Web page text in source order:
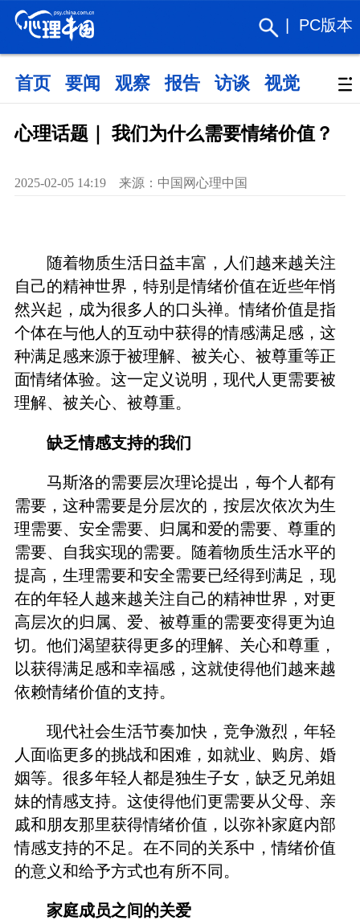
PC版本
首页 要闻 观察 报告 访谈 视觉 政策
心理话题｜ 我们为什么需要情绪价值？
2025-02-05 14:19 来源：中国网心理中国
随着物质生活日益丰富，人们越来越关注
自己的精神世界，特别是情绪价值在近些年悄
然兴起，成为很多人的口头禅。情绪价值是指
个体在与他人的互动中获得的情感满足感，这
种满足感来源于被理解、被关心、被尊重等正
面情绪体验。这一定义说明，现代人更需要被
理解、被关心、被尊重。
缺乏情感支持的我们
马斯洛的需要层次理论提出，每个人都有
需要，这种需要是分层次的，按层次依次为生
理需要、安全需要、归属和爱的需要、尊重的
需要、自我实现的需要。随着物质生活水平的
提高，生理需要和安全需要已经得到满足，现
在的年轻人越来越关注自己的精神世界，对更
高层次的归属、爱、被尊重的需要变得更为迫
切。他们渴望获得更多的理解、关心和尊重，
以获得满足感和幸福感，这就使得他们越来越
依赖情绪价值的支持。
现代社会生活节奏加快，竞争激烈，年轻
人面临更多的挑战和困难，如就业、购房、婚
姻等。很多年轻人都是独生子女，缺乏兄弟姐
妹的情感支持。这使得他们更需要从父母、亲
戚和朋友那里获得情绪价值，以弥补家庭内部
情感支持的不足。在不同的关系中，情绪价值
的意义和给予方式也有所不同。
家庭成员之间的关爱